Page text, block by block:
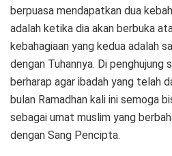
berpuasa mendapatkan dua
adalah ketika dia akan berbuka
kebahagiaan yang kedua adalah
dengan Tuhannya. Di penghujung
berharap agar ibadah yang telah
bulan Ramadhan kali ini semoga
sebagai umat muslim yang
dengan Sang Pencipta.